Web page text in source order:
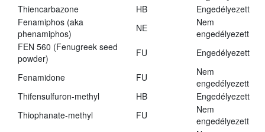
Thiencarbazone
HB
Engedélyezett
Fenamiphos (aka
phenamiphos)
NE
Nem
engedélyezett
FEN 560 (Fenugreek seed
powder)
FU Engedélyezett
Fenamidone FU
Nem
engedélyezett
Thifensulfuron-methyl
HB
Engedélyezett
Thiophanate-methyl
FU
Nem
engedélyezett